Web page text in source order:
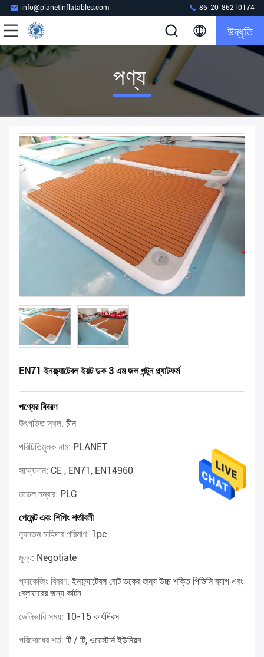
info@planetinflatables.com 86-20-86210174
উদ্ধৃতি
পণ্য
EN71 ইনফ্ল্যাটেবল ইয়ট ডক 3 এম জল পন্টুন প্ল্যাটফর্ম
পণ্যের বিবরণ
উৎপত্তি স্থল: চীন
পরিচিতিমুলক নাম: PLANET
সাক্ষ্যদান: CE , EN71, EN14960
মডেল নম্বার: PLG
পেমেন্ট এবং শিপিং শর্তাবলী
ন্যূনতম চাহিদার পরিমাণ: 1pc
মূল্য: Negotiate
প্যাকেজিং বিবরণ:ইনফ্ল্যাটেবল বোট ডকের জন্য উচ্চ শক্তি পিভিসি ব্যাগ এবং
ব্লোয়ারের জন্য কার্টন
ডেলিভারি সময়: 10-15 কার্যদিবস
পরিশোধের শর্ত: টি / টি, ওয়েস্টার্ন ইউনিয়ন